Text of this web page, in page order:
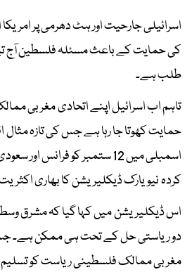
اسرائیلی جارحیت اور ہٹ دھرمی پر
کی حمایت کے باعث مسئلہ فلسطین آج
طلب ہے۔
تاہم اب اسرائیل اپنے اتحادی مغربی
حمایت کھوتا جا رہا ہے جس کی تازہ مثال
اسمبلی میں 12 ستمبر کو فرانس
کردہ نیویارک ڈیکلیریشن کا بھاری
اس ڈیکلیریشن میں کہا گیا کہ مشرق
دو ریاستی حل کے تحت ہی ممکن ہے۔
مغربی ممالک فلسطینی ریاست کو تسلیم